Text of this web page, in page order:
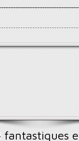
fantastiques